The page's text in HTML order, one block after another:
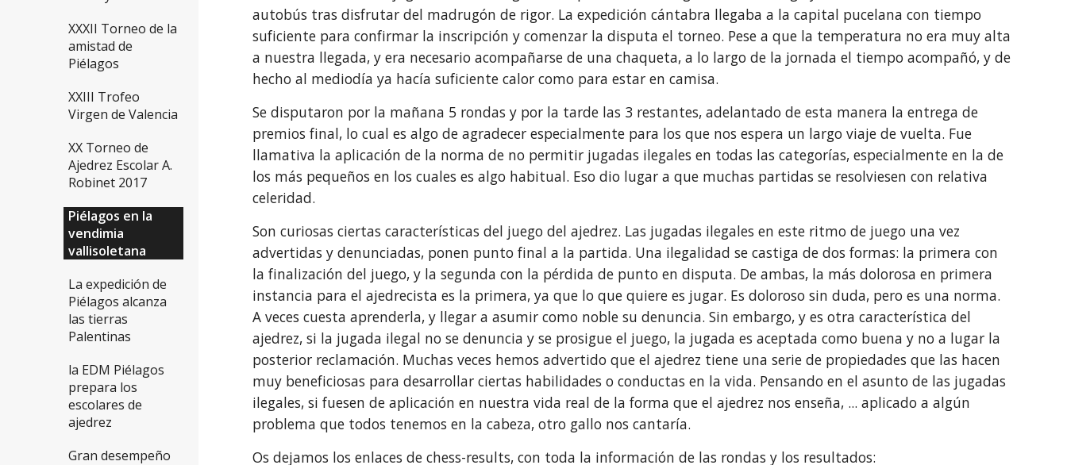
XXXII Torneo de la
amistad de
Piélagos
XXIII Trofeo
Virgen de Valencia
XX Torneo de
Ajedrez Escolar A.
Robinet 2017
Piélagos en la
vendimia
vallisoletana
La expedición de
Piélagos alcanza
las tierras
Palentinas
la EDM Piélagos
prepara los
escolares de
ajedrez
Gran desempeño
autobús tras disfrutar del madrugón de rigor. La expedición cántabra llegaba a la capital pucelana con tiempo
suficiente para confirmar la inscripción y comenzar la disputa el torneo. Pese a que la temperatura no era muy alta
a nuestra llegada, y era necesario acompañarse de una chaqueta, a lo largo de la jornada el tiempo acompañó, y de
hecho al mediodía ya hacía suficiente calor como para estar en camisa.
Se disputaron por la mañana 5 rondas y por la tarde las 3 restantes, adelantado de esta manera la entrega de
premios final, lo cual es algo de agradecer especialmente para los que nos espera un largo viaje de vuelta. Fue
llamativa la aplicación de la norma de no permitir jugadas ilegales en todas las categorías, especialmente en la de
los más pequeños en los cuales es algo habitual. Eso dio lugar a que muchas partidas se resolviesen con relativa
celeridad.
Son curiosas ciertas características del juego del ajedrez. Las jugadas ilegales en este ritmo de juego una vez
advertidas y denunciadas, ponen punto final a la partida. Una ilegalidad se castiga de dos formas: la primera con
la finalización del juego, y la segunda con la pérdida de punto en disputa. De ambas, la más dolorosa en primera
instancia para el ajedrecista es la primera, ya que lo que quiere es jugar. Es doloroso sin duda, pero es una norma.
A veces cuesta aprenderla, y llegar a asumir como noble su denuncia. Sin embargo, y es otra característica del
ajedrez, si la jugada ilegal no se denuncia y se prosigue el juego, la jugada es aceptada como buena y no a lugar la
posterior reclamación. Muchas veces hemos advertido que el ajedrez tiene una serie de propiedades que las hacen
muy beneficiosas para desarrollar ciertas habilidades o conductas en la vida. Pensando en el asunto de las jugadas
ilegales, si fuesen de aplicación en nuestra vida real de la forma que el ajedrez nos enseña, ... aplicado a algún
problema que todos tenemos en la cabeza, otro gallo nos cantaría.
Os dejamos los enlaces de chess-results, con toda la información de las rondas y los resultados: